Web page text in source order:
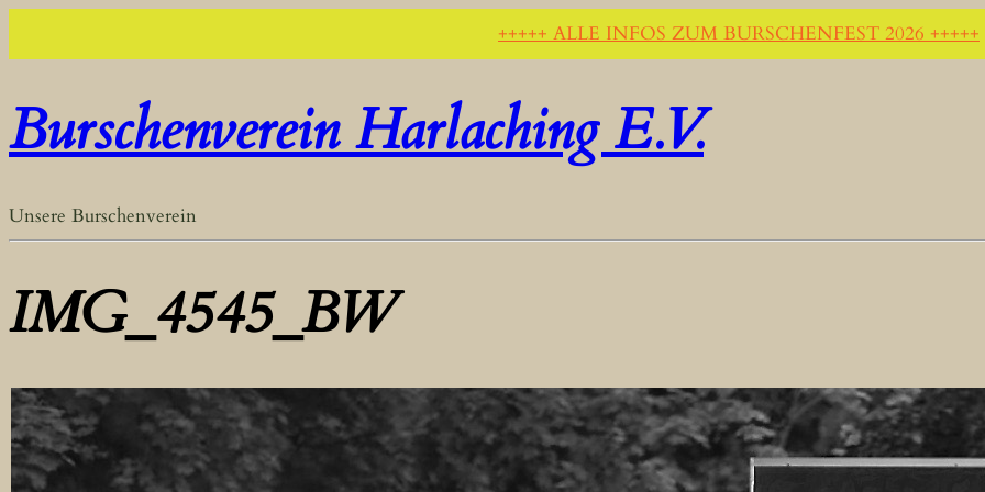
+++++ ALLE INFOS ZUM BURSCHENFEST 2026 +++++
Burschenverein Harlaching E.V.
Unsere Burschenverein
IMG_4545_BW